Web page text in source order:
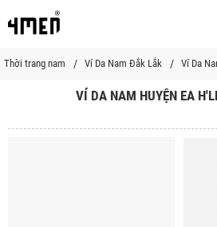
Thời trang nam Ví Da Nam Đắk Lắk Ví Da
VÍ DA NAM HUYỆN EA